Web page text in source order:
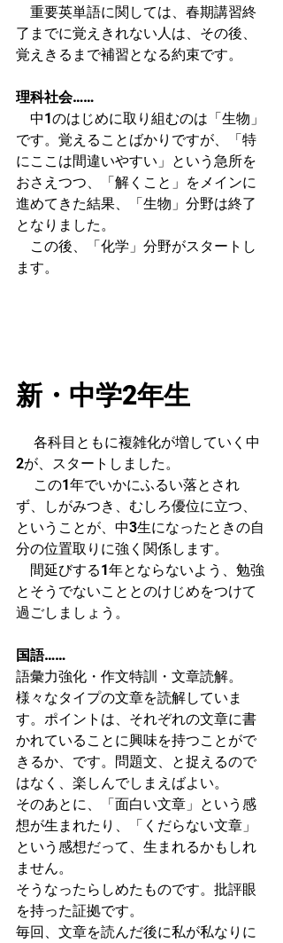
重要英単語に関しては、春期講習終
了までに覚えきれない人は、その後、
覚えきるまで補習となる約束です。
理科社会……
中1のはじめに取り組むのは「生物」
です。覚えることばかりですが、「特
にここは間違いやすい」という急所を
おさえつつ、「解くこと」をメインに
進めてきた結果、「生物」分野は終了
となりました。
この後、「化学」分野がスタートし
ます。
新・中学2年生
2が、スタートしました。
ず、しがみつき、むしろ優位に立つ、
ということが、中3生になったときの自
分の位置取りに強く関係します。
間延びする1年とならないよう、勉強
とそうでないこととのけじめをつけて
過ごしましょう。
国語……
語彙力強化・作文特訓・文章読解。
様々なタイプの文章を読解していま
す。ポイントは、それぞれの文章に書
かれていることに興味を持つことがで
きるか、です。問題文、と捉えるので
はなく、楽しんでしまえばよい。
そのあとに、「面白い文章」という感
想が生まれたり、「くだらない文章」
という感想だって、生まれるかもしれ
ません。
そうなったらしめたものです。批評眼
を持った証拠です。
毎回、文章を読んだ後に私が私なりに